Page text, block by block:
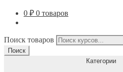
0 ₽ 0 товаров
Поиск товаров
Поиск
Категории